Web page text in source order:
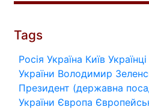
Tags
Росія Україна Київ Українці
України Володимир
Президент (державна
України Європа